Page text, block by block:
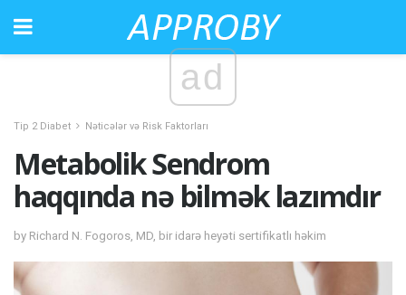
ad
Tip 2 Diabet Nəticələr və Risk Faktorları
Metabolik Sendrom
haqqında nə bilmək lazımdır
by Richard N. Fogoros, MD, bir idarə heyəti sertifikatlı həkim